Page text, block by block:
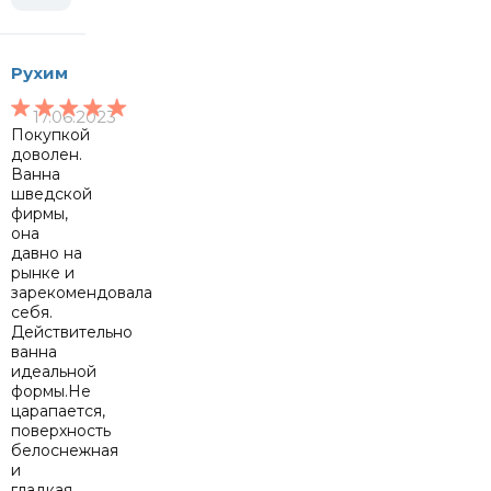
Рухим
17.06.2023
Покупкой
доволен.
Ванна
шведской
фирмы,
она
давно на
рынке и
зарекомендовала
себя.
Действительно
ванна
идеальной
формы.Не
царапается,
поверхность
белоснежная
и